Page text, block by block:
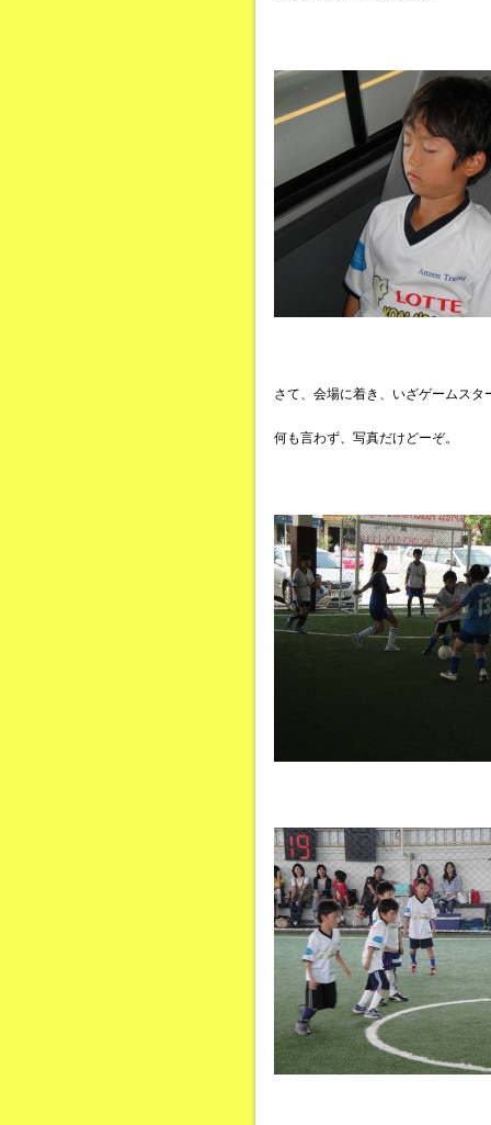
さて、会場に着き、いざゲームスタ
何も言わず、写真だけどーぞ。